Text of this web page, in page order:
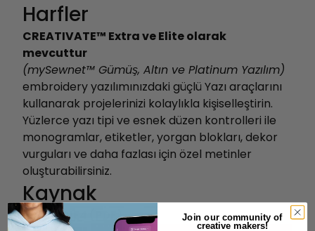
Harfler
CREATIVATE™ Extra ve Elite olarak
mevcuttur
(mySewnet™ Gümüş, Altın ve Platinum Yazılım)
embroidery yazılımınızdaki güçlü Yazı araçlarını
kullanarak projelerinizi kolaylıkla kişiselleştirin.
Yüzlerce yazı tipi ve esnek düzen kontrolleri ile
monogramlar, etiketler, yorgan blokları, dekor
vurguları ve daha fazlası için özel metinler
oluşturabilirsiniz.
Kaynak
Yazı S1E4 (PDF) Join our community of
creative makers!